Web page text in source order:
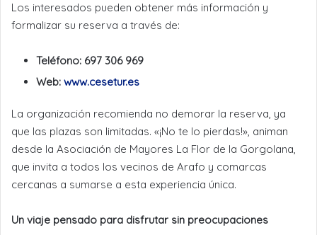
Los interesados pueden obtener más información y
formalizar su reserva a través de:
Teléfono: 697 306 969
Web: www.cesetur.es
La organización recomienda no demorar la reserva, ya
que las plazas son limitadas. «¡No te lo pierdas!», animan
desde la Asociación de Mayores La Flor de la Gorgolana,
que invita a todos los vecinos de Arafo y comarcas
cercanas a sumarse a esta experiencia única.
Un viaje pensado para disfrutar sin preocupaciones